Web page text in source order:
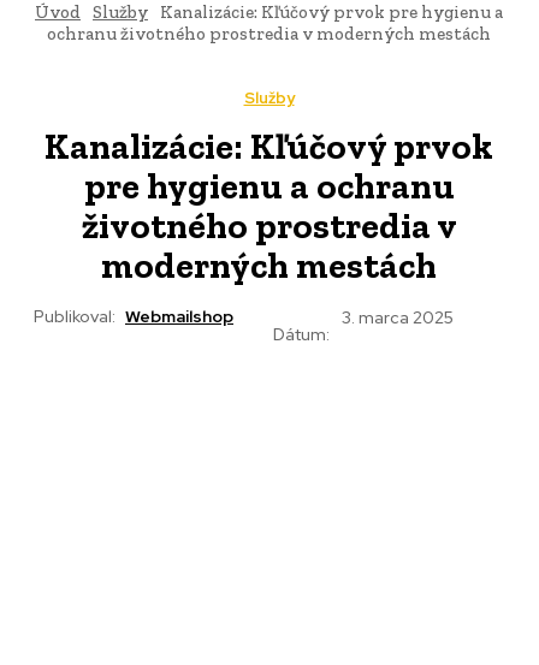
Úvod Služby
Kanalizácie: Kľúčový prvok pre hygienu a
ochranu životného prostredia v moderných mestách
Služby
Kanalizácie: Kľúčový prvok
pre hygienu a ochranu
životného prostredia v
moderných mestách
Publikoval: Webmailshop
Dátum:
3. marca 2025